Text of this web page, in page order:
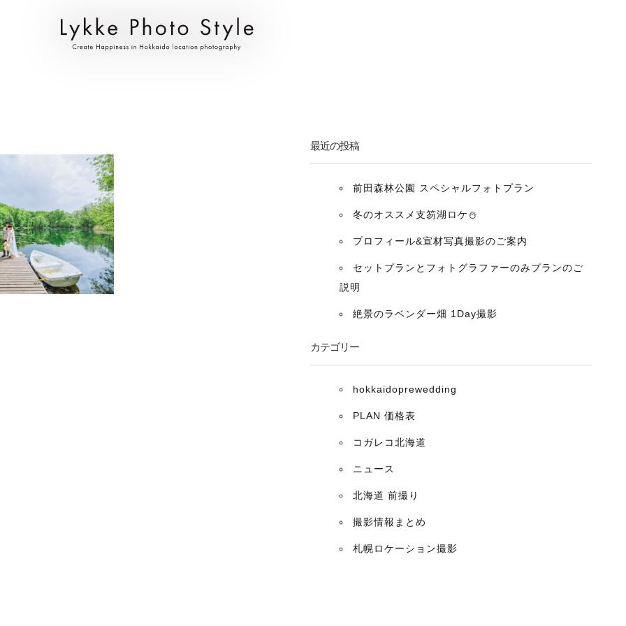
最近の投稿
前田森林公園 スペシャルフォトプラン
冬のオススメ支笏湖ロケ⛄️
プロフィール&宣材写真撮影のご案内
セットプランとフォトグラファーのみプランのご
説明
絶景のラベンダー畑 1Day撮影
カテゴリー
hokkaidoprewedding
PLAN 価格表
コガレコ北海道
ニュース
北海道 前撮り
撮影情報まとめ
札幌ロケーション撮影